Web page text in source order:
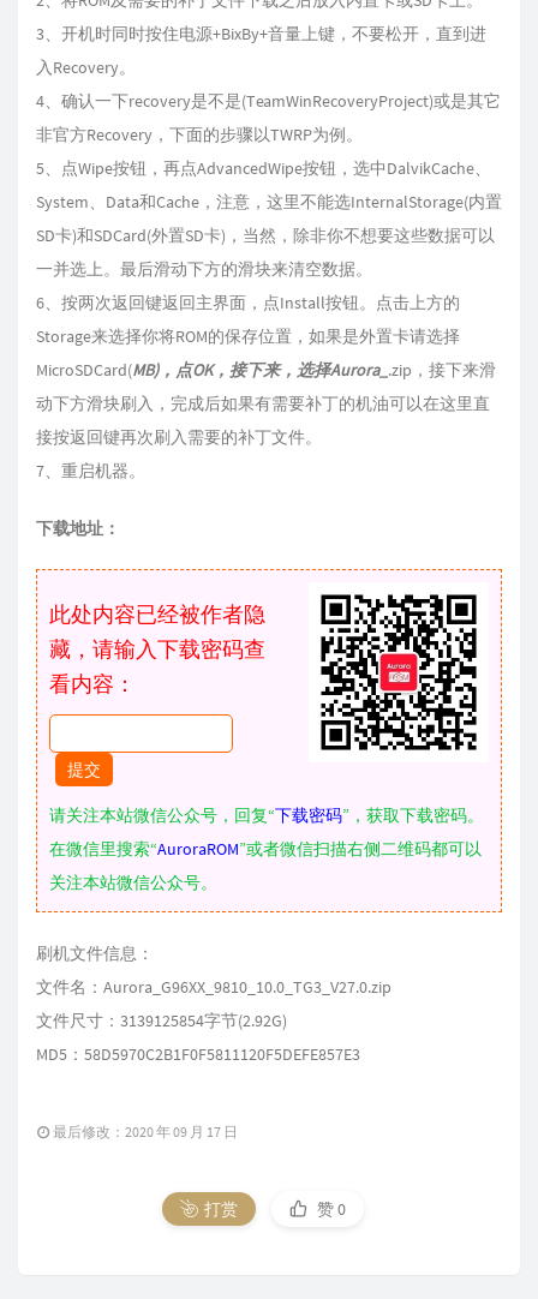
3、开机时同时按住电源+BixBy+音量上键，不要松开，直到进
入Recovery。
4、确认一下recovery是不是(TeamWinRecoveryProject)或是其它
非官方Recovery，下面的步骤以TWRP为例。
5、点Wipe按钮，再点AdvancedWipe按钮，选中DalvikCache、
System、Data和Cache，注意，这里不能选InternalStorage(内置
SD卡)和SDCard(外置SD卡)，当然，除非你不想要这些数据可以
一并选上。最后滑动下方的滑块来清空数据。
6、按两次返回键返回主界面，点Install按钮。点击上方的
Storage来选择你将ROM的保存位置，如果是外置卡请选择
MicroSDCard(MB)，点OK，接下来，选择Aurora_ .zip，接下来滑
动下方滑块刷入，完成后如果有需要补丁的机油可以在这里直
接按返回键再次刷入需要的补丁文件。
7、重启机器。
下载地址：
此处内容已经被作者隐
藏，请输入下载密码查
看内容：
请关注本站微信公众号，回复“下载密码”，获取下载密码。
在微信里搜索“AuroraROM”或者微信扫描右侧二维码都可以
关注本站微信公众号。
刷机文件信息：
文件名：Aurora_G96XX_9810_10.0_TG3_V27.0.zip
文件尺寸：3139125854字节(2.92G)
MD5：58D5970C2B1F0F5811120F5DEFE857E3
最后修改：2020 年 09 月 17 日
打赏 赞0